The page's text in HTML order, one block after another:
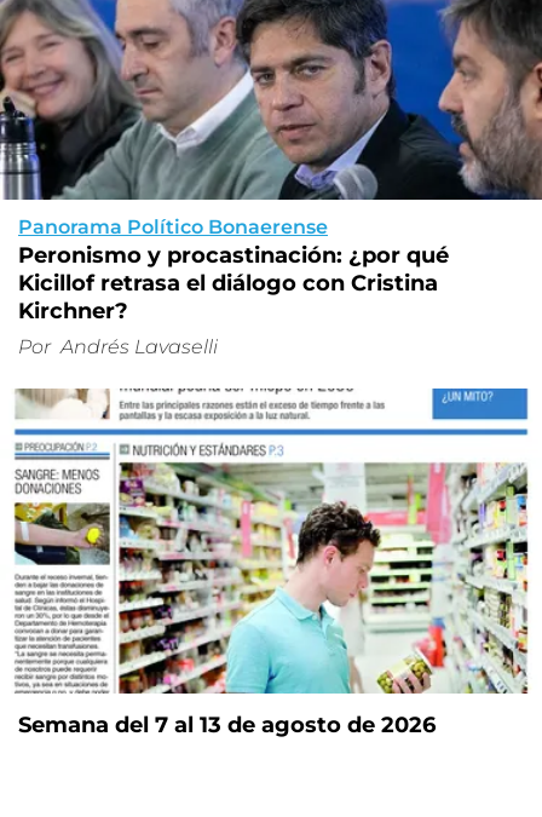
Panorama Político Bonaerense
Peronismo y procastinación: ¿por qué
Kicillof retrasa el diálogo con Cristina
Kirchner?
Por Andrés Lavaselli
Semana del 7 al 13 de agosto de 2026